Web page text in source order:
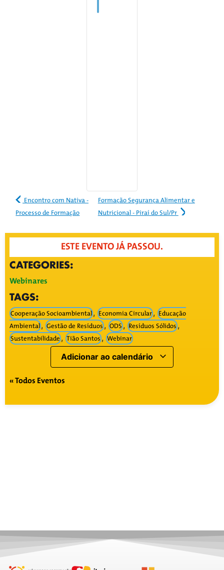
Encontro com Nativa -
Processo de Formação
Formação Segurança Alimentar e
Nutricional - Piraí do Sul/Pr
ESTE EVENTO JÁ PASSOU.
CATEGORIES:
Webinares
TAGS:
Cooperação Socioambiental, Economia Circular, Educação
Ambiental, Gestão de Resíduos, ODS, Resíduos Sólidos,
Sustentabilidade, Tião Santos, Webinar
Adicionar ao calendário
« Todos Eventos